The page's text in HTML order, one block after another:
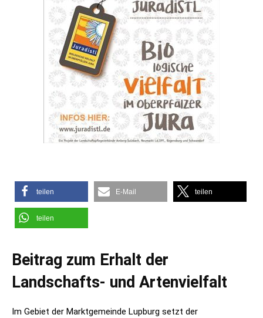
teilen E-Mail teilen
teilen
Beitrag zum Erhalt der
Landschafts- und Artenvielfalt
Im Gebiet der Marktgemeinde Lupburg setzt der